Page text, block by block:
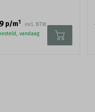
p/m1
incl. BTW
vandaag